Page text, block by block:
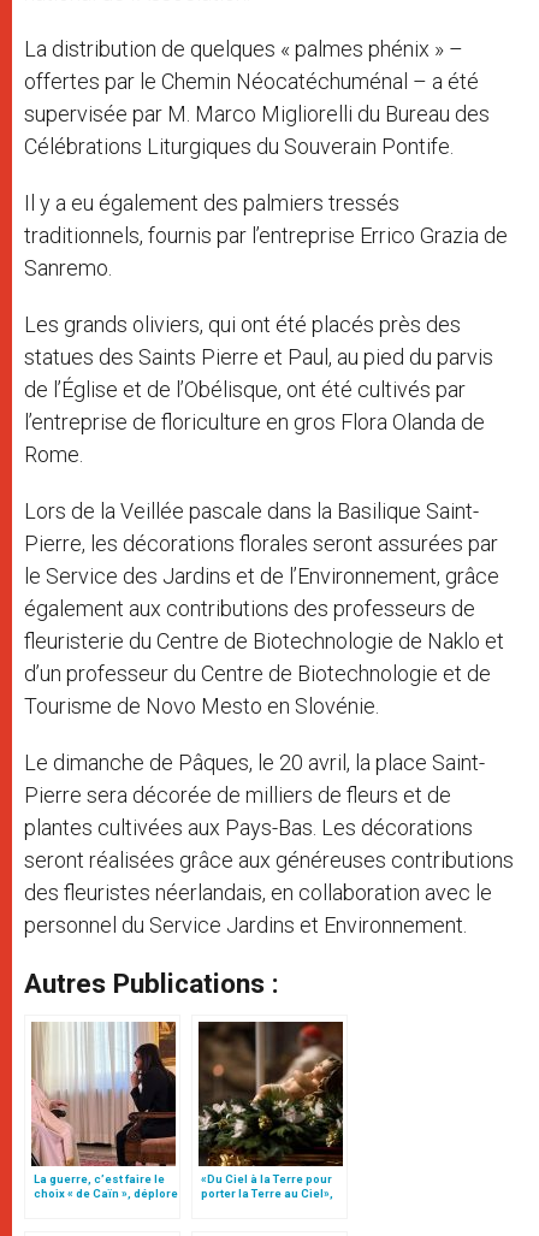
La distribution de quelques « palmes phénix » –
offertes par le Chemin Néocatéchuménal – a été
supervisée par M. Marco Migliorelli du Bureau des
Célébrations Liturgiques du Souverain Pontife.
Il y a eu également des palmiers tressés
traditionnels, fournis par l’entreprise Errico Grazia de
Sanremo.
Les grands oliviers, qui ont été placés près des
statues des Saints Pierre et Paul, au pied du parvis
de l’Église et de l’Obélisque, ont été cultivés par
l’entreprise de floriculture en gros Flora Olanda de
Rome.
Lors de la Veillée pascale dans la Basilique Saint-
Pierre, les décorations florales seront assurées par
le Service des Jardins et de l’Environnement, grâce
également aux contributions des professeurs de
fleuristerie du Centre de Biotechnologie de Naklo et
d’un professeur du Centre de Biotechnologie et de
Tourisme de Novo Mesto en Slovénie.
Le dimanche de Pâques, le 20 avril, la place Saint-
Pierre sera décorée de milliers de fleurs et de
plantes cultivées aux Pays-Bas. Les décorations
seront réalisées grâce aux généreuses contributions
des fleuristes néerlandais, en collaboration avec le
personnel du Service Jardins et Environnement.
Autres Publications :
La guerre, c’est faire le
choix « de Caïn », déplore
«Du Ciel à la Terre pour
porter la Terre au Ciel»,